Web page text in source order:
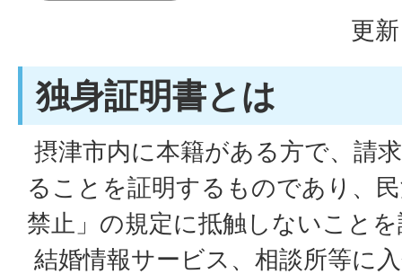
更
独身証明書とは
摂津市内に本籍がある方で、請
ることを証明するものであり、
禁止」の規定に抵触しないこと
結婚情報サービス、相談所等に